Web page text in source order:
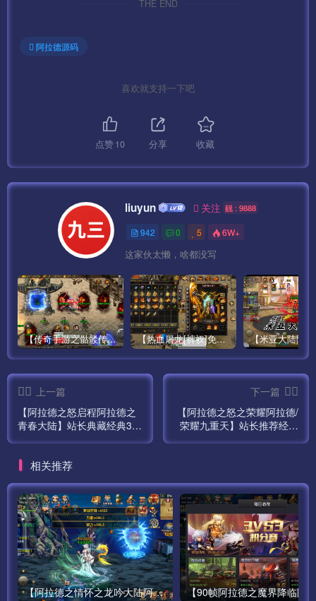
\root\sql\ald_web.sql
命令行输入
./sk
数据库创建结束。可以通过宝塔查看是否创建成功。（数据
库 – 点击 从服务器获取 获取到1个就正确的）
6、搭建网站
新建一个网站-你的ip:端口 或域名:端口
有端口就添加端口这里的端口81 （你也可以用其他的端口，
不过就需要对应客户端都改）
网站目录设置/www/wwwroot/game
运行目录 /public
设置伪静态 thinkPHP
关闭防跨站
THE END
阿拉德源码
喜欢就支持一下吧
点赞10 分享 收藏
liuyun 关注 靓 : 9888
942 0 5 6W+
这家伙太懒，啥都没写
【传奇手游之骷髅传说第二季十大陆[白猪3]免授权版】经典单职业复古特色战神引擎传奇手游最新打包Win服务端源码视频架设教程-怀旧复古-经典耐玩–新版GM多功能网页授权物品后台-GM直冲网页后台-安卓苹果IOS双端版本！ 【热血屠龙[裤衩]免授权修复版】采用经典战神引擎三职业特色游戏最新打包Win服务端源码视频架设教程-GM直冲后台-新版GM多功能授权物品后台-安卓苹果IOS双端版本-传奇手游！
上一篇
【阿拉德之怒启程阿拉德之
青春大陆】站长典藏经典3D
程-GM总运营管理后台-安卓
下一篇
【阿拉德之怒之荣耀阿拉德/
荣耀九重天】站长推荐经典
页授权后台-安卓苹果IOS双
端版本！
相关推荐
【阿拉德之情怀之龙吟大陆阿拉德高增版】站长推荐经典3D横版闯关手游最新-打包Linux服务端源码视频架设教程-GM总运营WEB管理后台-新版多功能GM授权后台-安卓版本！